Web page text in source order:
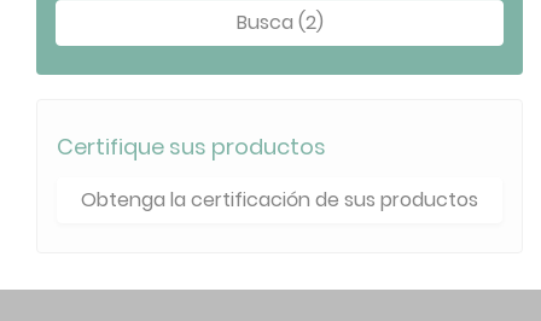
Busca (2)
Certifique sus productos
Obtenga la certificación de sus productos